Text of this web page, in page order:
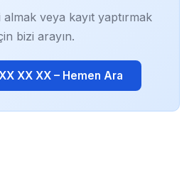
veya kayıt yaptırmak
bizi arayın.
XX XX – Hemen Ara